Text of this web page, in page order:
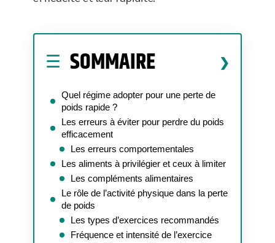
SOMMAIRE
Quel régime adopter pour une perte de
poids rapide ?
Les erreurs à éviter pour perdre du poids
efficacement
Les erreurs comportementales
Les aliments à privilégier et ceux à limiter
Les compléments alimentaires
Le rôle de l’activité physique dans la perte
de poids
Les types d’exercices recommandés
Fréquence et intensité de l’exercice